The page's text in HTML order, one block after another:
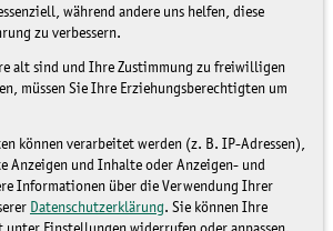
während andere uns helfen, diese
zu verbessern.
alt sind und Ihre Zustimmung zu freiwilligen
müssen Sie Ihre Erziehungsberechtigten um
können verarbeitet werden (z. B. IP-Adressen),
Anzeigen und Inhalte oder Anzeigen- und
Informationen über die Verwendung Ihrer
Datenschutzerklärung. Sie können Ihre
für
gesucht"